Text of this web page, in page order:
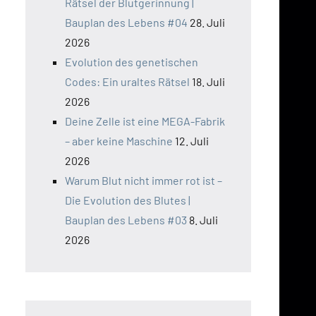
Bauplan des Lebens #04 28. Juli
2026
Evolution des genetischen
Codes: Ein uraltes Rätsel 18. Juli
2026
Deine Zelle ist eine MEGA-Fabrik
– aber keine Maschine 12. Juli
2026
Warum Blut nicht immer rot ist –
Die Evolution des Blutes |
Bauplan des Lebens #03 8. Juli
2026